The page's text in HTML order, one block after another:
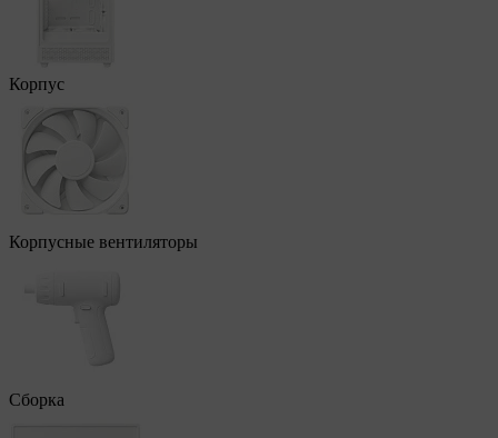
Корпус
Корпусные вентиляторы
Сборка